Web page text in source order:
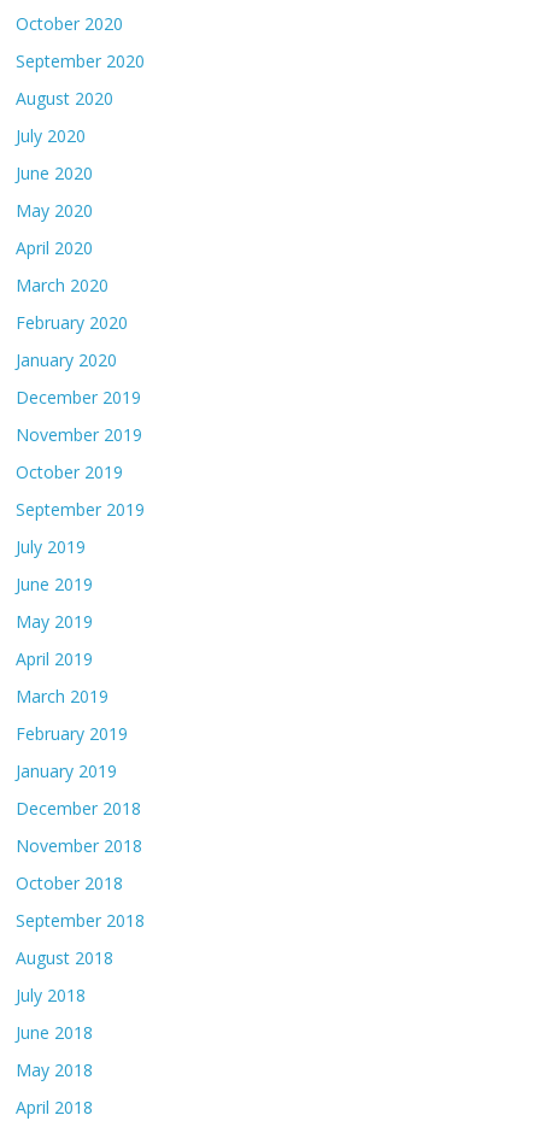
October 2020
September 2020
August 2020
July 2020
June 2020
May 2020
April 2020
March 2020
February 2020
January 2020
December 2019
November 2019
October 2019
September 2019
July 2019
June 2019
May 2019
April 2019
March 2019
February 2019
January 2019
December 2018
November 2018
October 2018
September 2018
August 2018
July 2018
June 2018
May 2018
April 2018